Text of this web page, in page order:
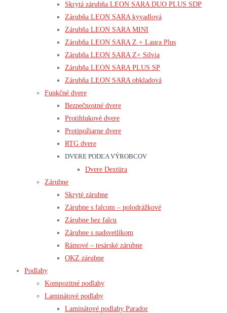
Skrytá zárubňa LEON SARA DUO PLUS SDP
Zárubňa LEON SARA kyvadlová
Zárubňa LEON SARA MINI
Zárubňa LEON SARA Z + Laura Plus
Zárubňa LEON SARA Z+ Silvia
Zárubňa LEON SARA PLUS SP
Zárubňa LEON SARA obkladová
Funkčné dvere
Bezpečnostné dvere
Protihlukové dvere
Protipožiarne dvere
RTG dvere
DVERE PODĽA VÝROBCOV
Dvere Dextüra
Zárubne
Skryté zárubne
Zárubne s falcom – polodrážkové
Zárubne bez falcu
Zárubne s nadsvetlíkom
Rámové – tesárské zárubne
OKZ zárubne
Podlahy
Kompozitné podlahy
Laminátové podlahy
Laminátové podlahy Parador